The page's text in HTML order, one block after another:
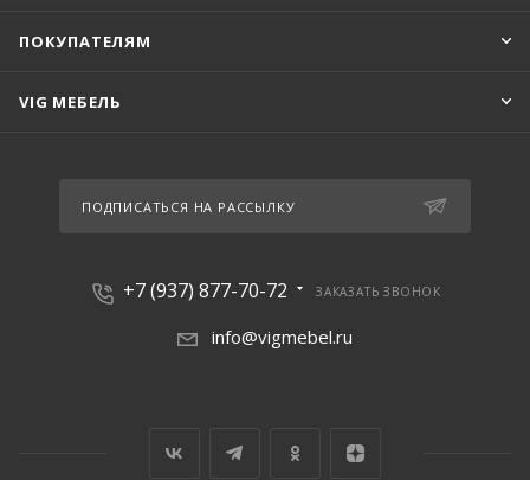
ПОКУПАТЕЛЯМ
VIG МЕБЕЛЬ
ПОДПИСАТЬСЯ НА РАССЫЛКУ
+7 (937) 877-70-72 ЗАКАЗАТЬ ЗВОНОК
info@vigmebel.ru